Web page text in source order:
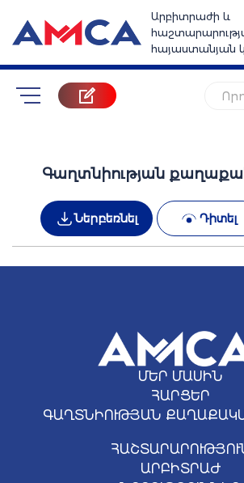
Արբիտրաժի և
հայաստանյան
Գաղտնիության
Ներբեռնել Դիտել
ՄԵՐ ՄԱՍԻՆ
ՀԱՐՑԵՐ
ԳԱՂՏՆԻՈՒԹՅԱՆ
ԱՐԲԻՏՐԱԺ